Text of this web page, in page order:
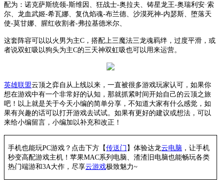
配为：诺克萨斯统领-斯维因、狂战士-奥拉夫、铸星龙王-奥瑞利安·索
尔、龙血武姬-希瓦娜、复仇焰魂-布兰德、沙漠死神-内瑟斯、堕落天
使-莫甘娜、腥红收割者-弗拉基德米尔、
这套阵容可以以火男为主C，搭配上三魔法三龙魂羁绊，过度平滑，或
者说双虹吸以狗头为主C的三天神双虹吸也可以用来运营。
英雄联盟云顶之弈自从上线以来，一直被很多游戏玩家认可，如果你
想在游戏中有一个非常好的认知，那就抓紧时间开始自己的云顶之旅
吧！以上就是关于今天小编的简单分享，不知道大家有什么感觉，如
果有兴趣的话可以打开游戏去试试。如果有更好的建议或想法，可以
来给小编留言，小编加以补充和改正！
手机也能玩PC游戏？点击下方【传送门 】体验达龙云电脑 ，让手机
秒变高配游戏主机 ！苹果MAC系列电脑、渣渣旧电脑也能畅玩各类
热门端游和3A大作， 尽享云游戏极致魅力~